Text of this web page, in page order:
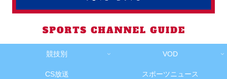
競技別 VOD
CS放送 スポーツニュース